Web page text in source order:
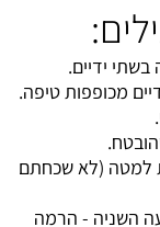
ידיים.
מכופפות טיפה.
למטה (לא שכחתם
השניה - הרמה